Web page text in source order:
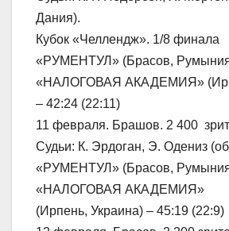
Дания).
Кубок «Челлендж». 1/8 финала
«РУМЕНТУЛ» (Брасов,
«НАЛОГОВАЯ АКАДЕМИЯ»
– 42:24 (22:11)
11 февраля. Брашов. 2 400
Судьи: К. Эрдоган, Э. Одениз
«РУМЕНТУЛ» (Брасов,
«НАЛОГОВАЯ АКАДЕМИЯ»
(Ирпень, Украина) – 45:19 (22:9)